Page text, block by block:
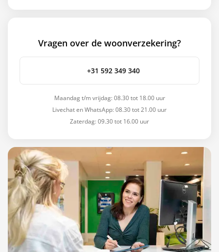
Vragen over de woonverzekering?
+31 592 349 340
Maandag t/m vrijdag: 08.30 tot 18.00 uur
Livechat en WhatsApp: 08.30 tot 21.00 uur
Zaterdag: 09.30 tot 16.00 uur